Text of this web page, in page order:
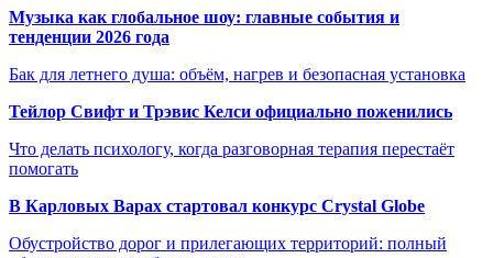
Музыка как глобальное шоу: главные события и
тенденции 2026 года
Бак для летнего душа: объём, нагрев и безопасная установка
Тейлор Свифт и Трэвис Келси официально поженились
Что делать психологу, когда разговорная терапия перестаёт
помогать
В Карловых Варах стартовал конкурс Crystal Globe
Обустройство дорог и прилегающих территорий: полный